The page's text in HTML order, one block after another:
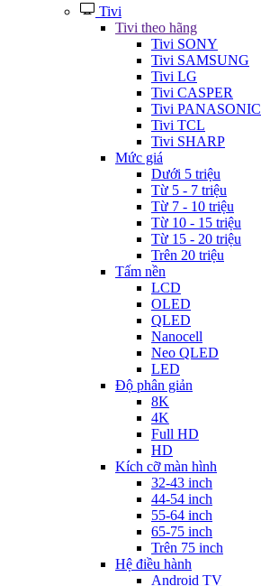
Tivi
Tivi theo hãng
Tivi SONY
Tivi SAMSUNG
Tivi LG
Tivi CASPER
Tivi PANASONIC
Tivi TCL
Tivi SHARP
Mức giá
Dưới 5 triệu
Từ 5 - 7 triệu
Từ 7 - 10 triệu
Từ 10 - 15 triệu
Từ 15 - 20 triệu
Trên 20 triệu
Tấm nền
LCD
OLED
QLED
Nanocell
Neo QLED
LED
Độ phân giản
8K
4K
Full HD
HD
Kích cỡ màn hình
32-43 inch
44-54 inch
55-64 inch
65-75 inch
Trên 75 inch
Hệ điều hành
Android TV